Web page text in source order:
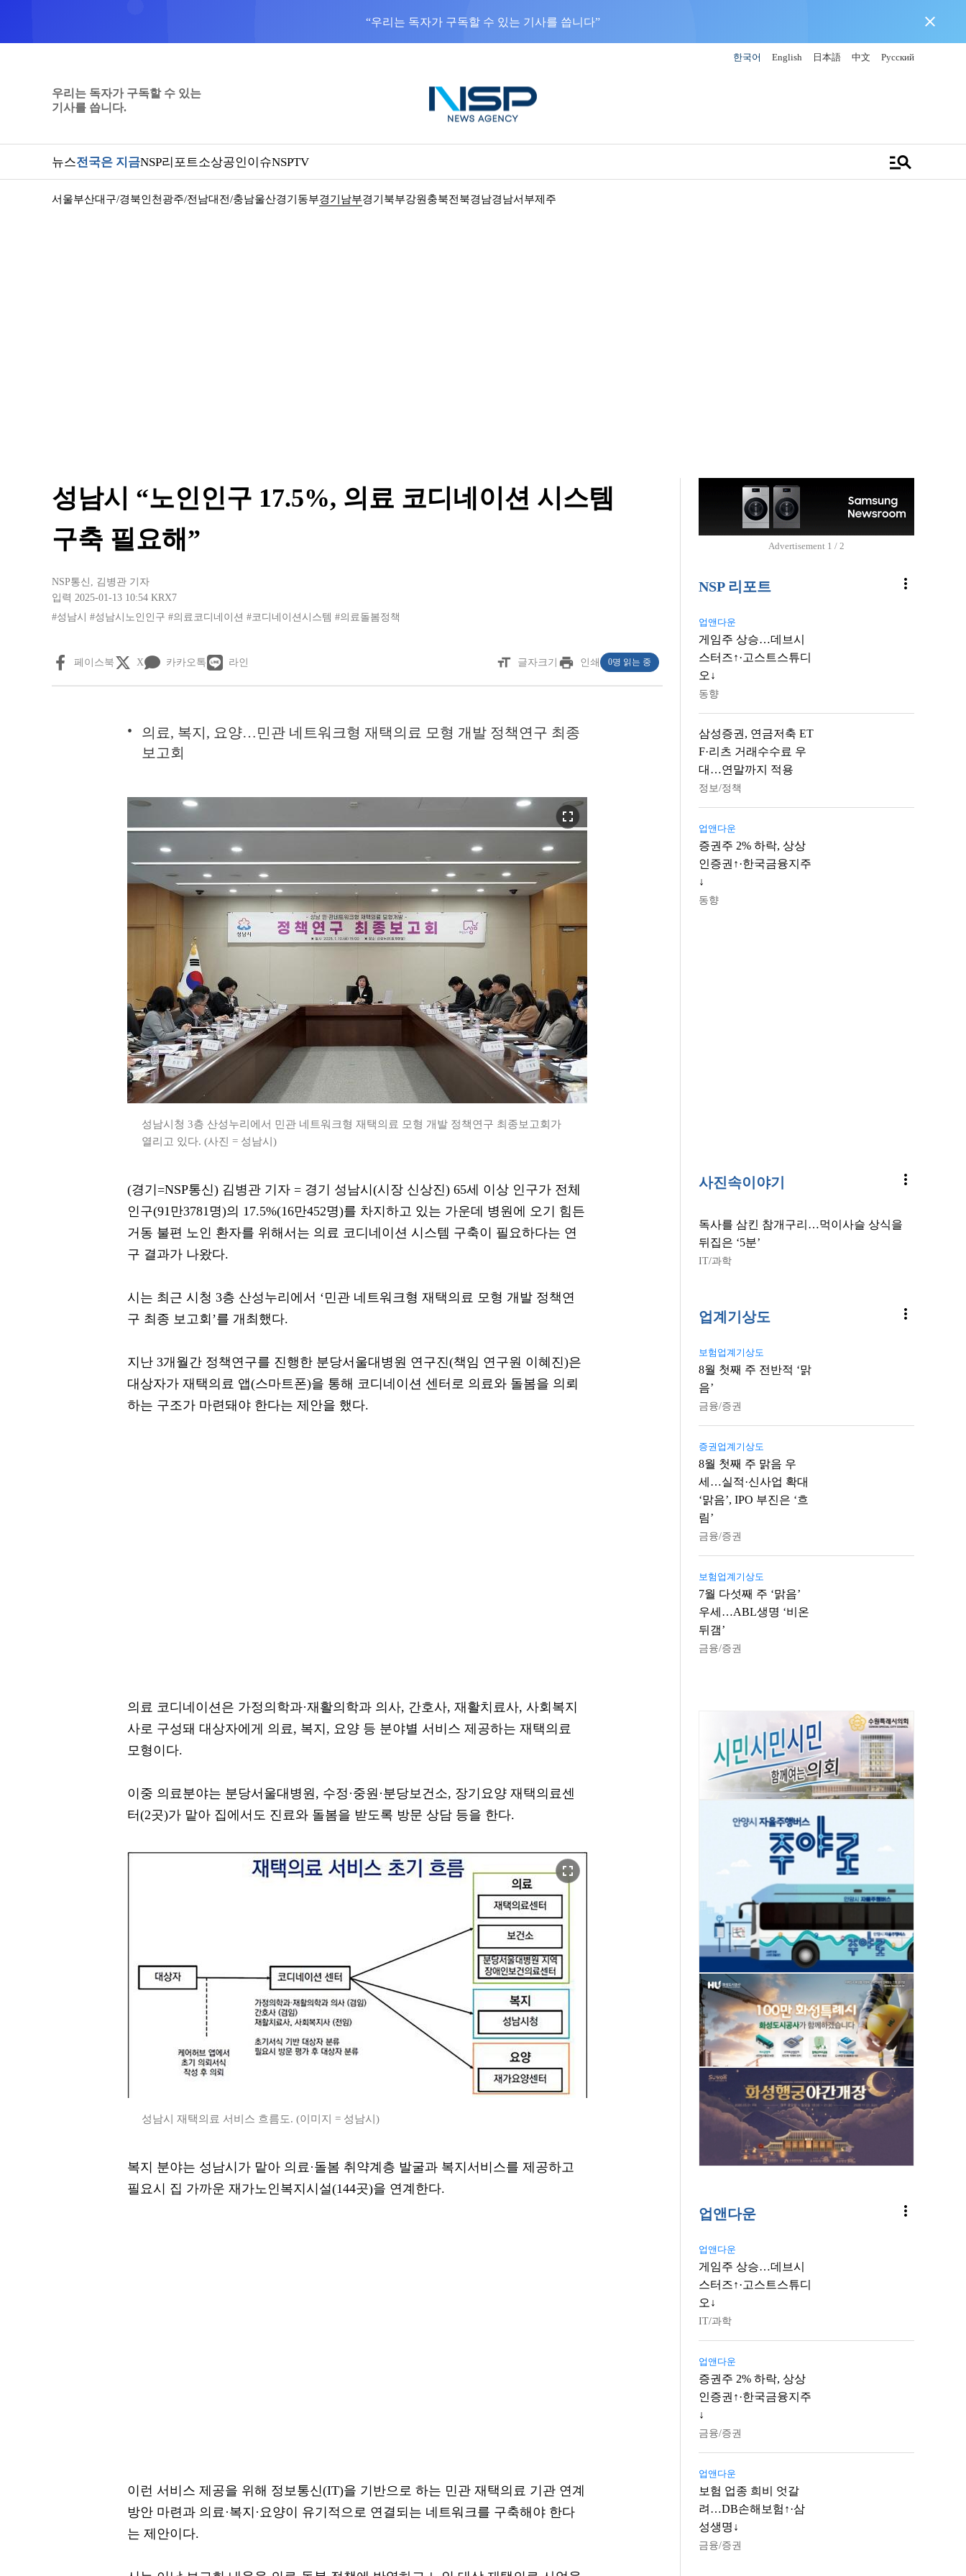
“우리는 독자가 구독할 수 있는 기사를 씁니다” close
한국어 English 日本語 中文 Русский
우리는 독자가 구독할 수 있는
기사를 씁니다.
뉴스전국은 지금NSP리포트소상공인이슈NSPTV manage_search
서울부산대구/경북인천 광주/전남대전/충남울산경기동부경기남부경기북부강원 충북전북경남경남서부제주
성남시 “노인인구 17.5%, 의료 코디네이션 시스템
구축 필요해”
NSP통신 , 김병관 기자
입력 2025-01-13 10:54 KRX7
#성남시
#성남시노인인구 #의료코디네이션 #코디네이션시스템 #의료돌봄정책
페이스북 X 카카오톡 라인 format_size 글자크기 print 인쇄 0명 읽는 중
의료, 복지, 요양…민관 네트워크형 재택의료 모형 개발 정책연구 최종
보고회
fullscreen
성남시청 3층 산성누리에서 민관 네트워크형 재택의료 모형 개발 정책연구 최종보고회가
열리고 있다. (사진 = 성남시)
(경기=NSP통신) 김병관 기자 = 경기 성남시(시장 신상진) 65세 이상 인구가 전체
인구(91만3781명)의 17.5%(16만452명)를 차지하고 있는 가운데 병원에 오기 힘든
거동 불편 노인 환자를 위해서는 의료 코디네이션 시스템 구축이 필요하다는 연
구 결과가 나왔다.
시는 최근 시청 3층 산성누리에서 ‘민관 네트워크형 재택의료 모형 개발 정책연
구 최종 보고회’를 개최했다.
지난 3개월간 정책연구를 진행한 분당서울대병원 연구진(책임 연구원 이혜진)은
대상자가 재택의료 앱(스마트폰)을 통해 코디네이션 센터로 의료와 돌봄을 의뢰
하는 구조가 마련돼야 한다는 제안을 했다.
의료 코디네이션은 가정의학과·재활의학과 의사, 간호사, 재활치료사, 사회복지
사로 구성돼 대상자에게 의료, 복지, 요양 등 분야별 서비스 제공하는 재택의료
모형이다.
이중 의료분야는 분당서울대병원, 수정·중원·분당보건소, 장기요양 재택의료센
터(2곳)가 맡아 집에서도 진료와 돌봄을 받도록 방문 상담 등을 한다.
fullscreen
성남시 재택의료 서비스 흐름도. (이미지 = 성남시)
복지 분야는 성남시가 맡아 의료·돌봄 취약계층 발굴과 복지서비스를 제공하고
필요시 집 가까운 재가노인복지시설(144곳)을 연계한다.
이런 서비스 제공을 위해 정보통신(IT)을 기반으로 하는 민관 재택의료 기관 연계
방안 마련과 의료·복지·요양이 유기적으로 연결되는 네트워크를 구축해야 한다
는 제안이다.
Advertisement 2 / 2
NSP 리포트 more_vert
업앤다운
게임주 상승…데브시
스터즈↑·고스트스튜디
오↓
동향
삼성증권, 연금저축 ET
F·리츠 거래수수료 우
대…연말까지 적용
정보/정책
업앤다운
증권주 2% 하락, 상상
인증권↑·한국금융지주
↓
동향
사진속이야기 more_vert
독사를 삼킨 참개구리…먹이사슬 상식을
뒤집은 ‘5분’
IT/과학
업계기상도 more_vert
보험업계기상도
8월 첫째 주 전반적 ‘맑
음’
금융/증권
증권업계기상도
8월 첫째 주 맑음 우
세…실적·신사업 확대
‘맑음’, IPO 부진은 ‘흐
림’
금융/증권
보험업계기상도
7월 다섯째 주 ‘맑음’
우세…ABL생명 ‘비온
뒤갬’
금융/증권
업앤다운 more_vert
업앤다운
게임주 상승…데브시
스터즈↑·고스트스튜디
오↓
IT/과학
업앤다운
증권주 2% 하락, 상상
인증권↑·한국금융지주
↓
금융/증권
업앤다운
보험 업종 희비 엇갈
려…DB손해보험↑·삼
성생명↓
금융/증권